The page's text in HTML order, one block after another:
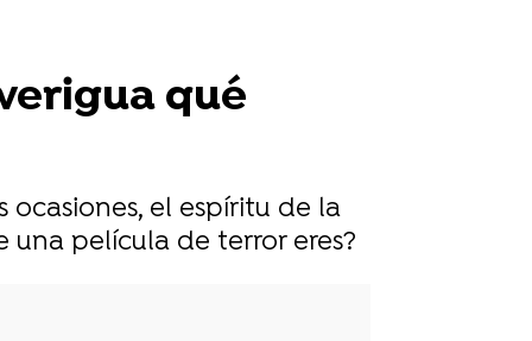
qué
el espíritu de la
una película de terror eres?